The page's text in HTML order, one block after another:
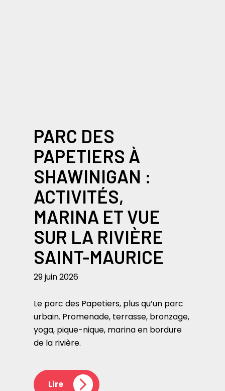
PARC DES
PAPETIERS À
SHAWINIGAN :
ACTIVITÉS,
MARINA ET VUE
SUR LA RIVIÈRE
SAINT-MAURICE
29 juin 2026
Le parc des Papetiers, plus qu’un parc
urbain. Promenade, terrasse, bronzage,
yoga, pique-nique, marina en bordure
de la rivière.
Lire